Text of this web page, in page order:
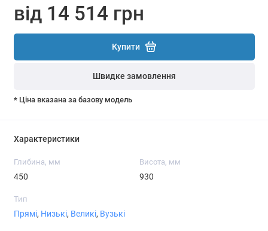
від 14 514 грн
Купити
Швидке замовлення
* Ціна вказана за базову модель
Характеристики
Глибина, мм
450
Висота, мм
930
Тип
Прямі, Низькі, Великі, Вузькі